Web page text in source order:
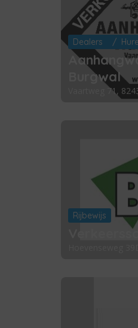
Dealers
Burgwal
Vaartweg 71,
Rijbewijs